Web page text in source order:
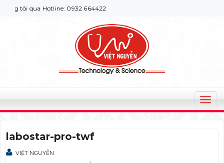
tôi qua Hotline: 0932 664422
T
o
labostar-pro-twf
VIỆT NGUYỄN